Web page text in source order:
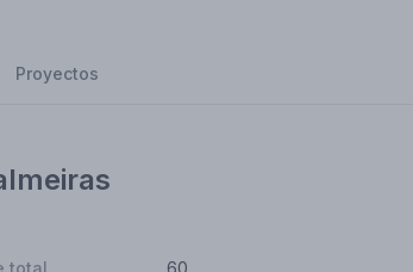
Proyectos
total 60